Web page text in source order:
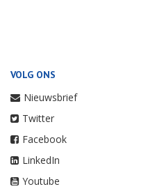
VOLG ONS
Nieuwsbrief
Twitter
Facebook
LinkedIn
Youtube